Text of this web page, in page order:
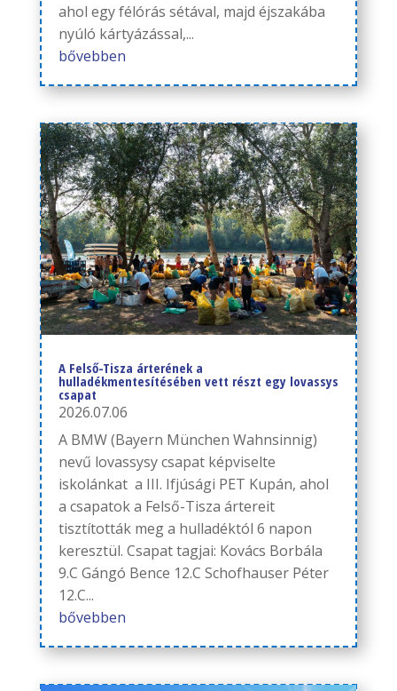
ahol egy félórás sétával, majd éjszakába
nyúló kártyázással,...
bővebben
A Felső-Tisza árterének a
hulladékmentesítésében vett részt egy lovassys
csapat
2026.07.06
A BMW (Bayern München Wahnsinnig)
nevű lovassysy csapat képviselte
iskolánkat a III. Ifjúsági PET Kupán, ahol
a csapatok a Felső-Tisza ártereit
tisztították meg a hulladéktól 6 napon
keresztül. Csapat tagjai: Kovács Borbála
9.C Gángó Bence 12.C Schofhauser Péter
12.C...
bővebben